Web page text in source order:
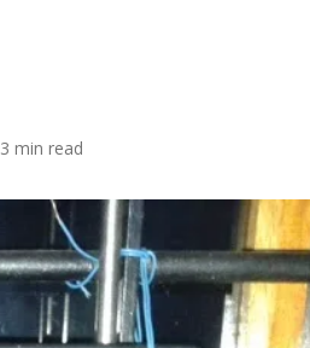
3 min read